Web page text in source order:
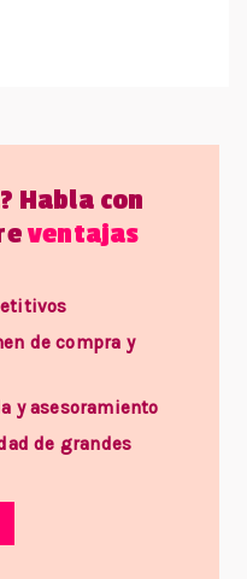
Habla con
ventajas
de compra y
y asesoramiento
de grandes